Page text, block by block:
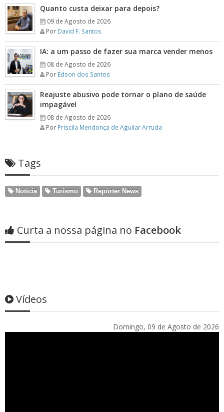
Quanto custa deixar para depois?
09 de Agosto de 2026
Por David F. Santos
IA: a um passo de fazer sua marca vender menos
08 de Agosto de 2026
Por Edson dos Santos
Reajuste abusivo pode tornar o plano de saúde
impagável
08 de Agosto de 2026
Por Priscila Mendonça de Aguilar Arruda
Tags
Notícia Turismo Repórter News
Curta a nossa página no Facebook
Vídeos
Domingo, 09 de Agosto de 2026